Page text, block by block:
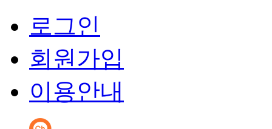
로그인
회원가입
이용안내